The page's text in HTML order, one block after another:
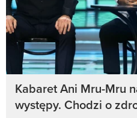
Kabaret Ani Mru-Mru
występy. Chodzi o